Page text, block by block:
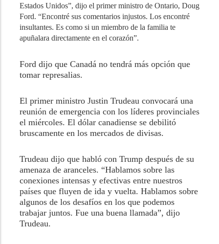
Estados Unidos”, dijo el primer ministro de Ontario, Doug
Ford. “Encontré sus comentarios injustos. Los encontré
insultantes. Es como si un miembro de la familia te
apuñalara directamente en el corazón”.
Ford dijo que Canadá no tendrá más opción que
tomar represalias.
El primer ministro Justin Trudeau convocará una
reunión de emergencia con los líderes provinciales
el miércoles. El dólar canadiense se debilitó
bruscamente en los mercados de divisas.
Trudeau dijo que habló con Trump después de su
amenaza de aranceles. “Hablamos sobre las
conexiones intensas y efectivas entre nuestros
países que fluyen de ida y vuelta. Hablamos sobre
algunos de los desafíos en los que podemos
trabajar juntos. Fue una buena llamada”, dijo
Trudeau.